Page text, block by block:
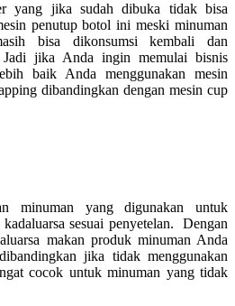
yang jika sudah dibuka tidak bisa
penutup botol ini meski minuman
bisa dikonsumsi kembali dan
Jadi jika Anda ingin memulai bisnis
baik Anda menggunakan mesin
dibandingkan dengan mesin cup
minuman yang digunakan untuk
sesuai penyetelan. Dengan
makan produk minuman Anda
jika tidak menggunakan
cocok untuk minuman yang tidak